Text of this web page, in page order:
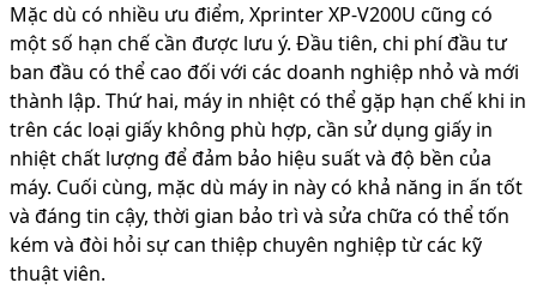
Mặc dù có nhiều ưu điểm, Xprinter XP-V200U cũng có
một số hạn chế cần được lưu ý. Đầu tiên, chi phí đầu tư
ban đầu có thể cao đối với các doanh nghiệp nhỏ và mới
thành lập. Thứ hai, máy in nhiệt có thể gặp hạn chế khi in
trên các loại giấy không phù hợp, cần sử dụng giấy in
nhiệt chất lượng để đảm bảo hiệu suất và độ bền của
máy. Cuối cùng, mặc dù máy in này có khả năng in ấn tốt
và đáng tin cậy, thời gian bảo trì và sửa chữa có thể tốn
kém và đòi hỏi sự can thiệp chuyên nghiệp từ các kỹ
thuật viên.